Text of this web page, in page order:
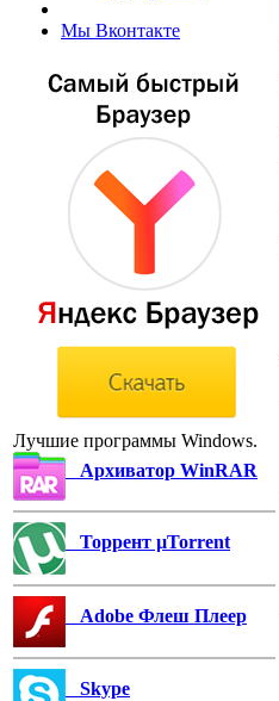
Мы Вконтакте
Лучшие программы Windows.
Архиватор WinRAR
Торрент µTorrent
Adobe Флеш Плеер
Skype